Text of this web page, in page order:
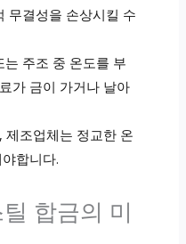
무결성을 손상시킬 수
는 주조 중 온도를 부
가 금이 가거나 날아
제조업체는 정교한 온
합니다.
합금의 미